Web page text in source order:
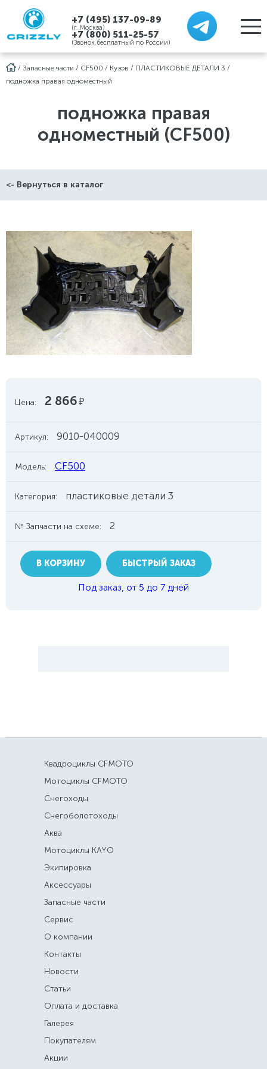
+7 (495) 137-09-89
(г. Москва)
+7 (800) 511-25-57
(Звонок бесплатный по России)
/ Запасные части / CF500 / Кузов / ПЛАСТИКОВЫЕ ДЕТАЛИ 3 /
подножка правая одноместный
подножка правая
одноместный (CF500)
<- Вернуться в каталог
Цена: 2 866руб.
Артикул: 9010-040009
Модель: CF500
Категория: пластиковые детали 3
№ Запчасти на схеме: 2
В КОРЗИНУ БЫСТРЫЙ ЗАКАЗ
Под заказ, от 5 до 7 дней
Квадроциклы CFMOTO
Мотоциклы CFMOTO
Снегоходы
Снегоболотоходы
Аква
Мотоциклы KAYO
Экипировка
Аксессуары
Запасные части
Сервис
О компании
Контакты
Новости
Статьи
Оплата и доставка
Галерея
Покупателям
Акции